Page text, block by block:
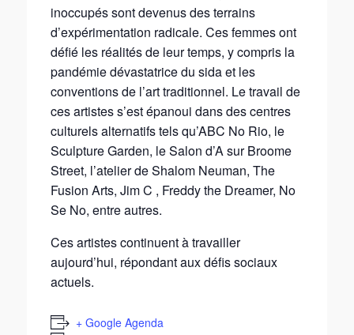
inoccupés sont devenus des terrains
d’expérimentation radicale. Ces femmes ont
défié les réalités de leur temps, y compris la
pandémie dévastatrice du sida et les
conventions de l’art traditionnel. Le travail de
ces artistes s’est épanoui dans des centres
culturels alternatifs tels qu’ABC No Rio, le
Sculpture Garden, le Salon d’A sur Broome
Street, l’atelier de Shalom Neuman, The
Fusion Arts, Jim C , Freddy the Dreamer, No
Se No, entre autres.
Ces artistes continuent à travailler
aujourd’hui, répondant aux défis sociaux
actuels.
+ Google Agenda